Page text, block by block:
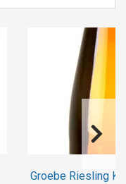
Groebe Riesling